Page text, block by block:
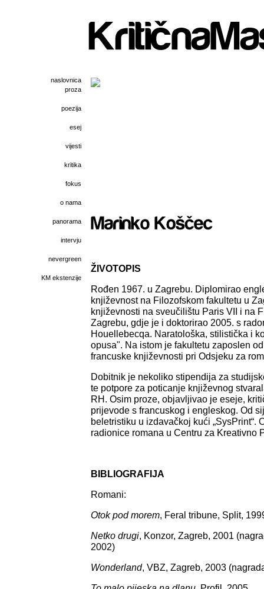
naslovnica
proza
poezija
esej
vijesti
kritika
fokus
o nama
panorama
intervju
nevergreen
KM ekstenzije
ŽIVOTOPIS
Rođen 1967. u Zagrebu. Diplomirao
književnost na Filozofskom fakultetu u
književnosti na sveučilištu Paris VII i na
Zagrebu, gdje je i doktorirao 2005. s
Houellebecqa. Naratološka, stilistička i
opusa". Na istom je fakultetu zaposlen
francuske književnosti pri Odsjeku za
Dobitnik je nekoliko stipendija za
te potpore za poticanje književnog
RH. Osim proze, objavljivao je eseje,
prijevode s francuskog i engleskog. Od
beletristiku u izdavačkoj kući „SysPrint“.
radionice romana u Centru za Kreativno
BIBLIOGRAFIJA
Romani:
Otok pod morem, Feral tribune, Split,
Netko drugi, Konzor, Zagreb, 2001
2002)
Wonderland, VBZ, Zagreb, 2003